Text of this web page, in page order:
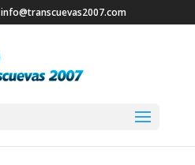
info@transcuevas2007.com